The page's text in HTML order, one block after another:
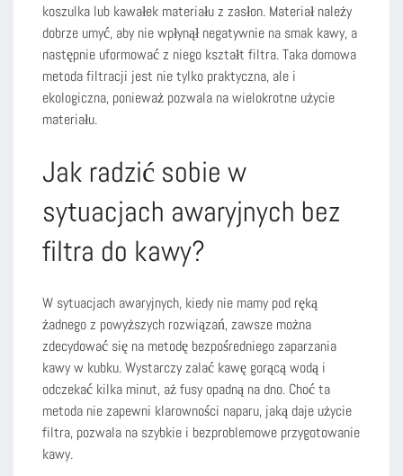
koszulka lub kawałek materiału z zasłon. Materiał należy
dobrze umyć, aby nie wpłynął negatywnie na smak kawy, a
następnie uformować z niego kształt filtra. Taka domowa
metoda filtracji jest nie tylko praktyczna, ale i
ekologiczna, ponieważ pozwala na wielokrotne użycie
materiału.
Jak radzić sobie w
sytuacjach awaryjnych bez
filtra do kawy?
W sytuacjach awaryjnych, kiedy nie mamy pod ręką
żadnego z powyższych rozwiązań, zawsze można
zdecydować się na metodę bezpośredniego zaparzania
kawy w kubku. Wystarczy zalać kawę gorącą wodą i
odczekać kilka minut, aż fusy opadną na dno. Choć ta
metoda nie zapewni klarowności naparu, jaką daje użycie
filtra, pozwala na szybkie i bezproblemowe przygotowanie
kawy.